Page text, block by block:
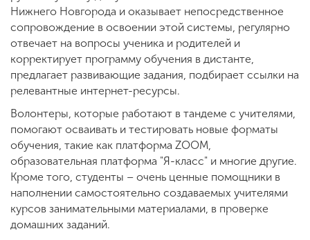
Нижнего Новгорода и оказывает непосредственное
сопровождение в освоении этой системы, регулярно
отвечает на вопросы ученика и родителей и
корректирует программу обучения в дистанте,
предлагает развивающие задания, подбирает ссылки на
релевантные интернет-ресурсы.
Волонтеры, которые работают в тандеме с учителями,
помогают осваивать и тестировать новые форматы
обучения, такие как платформа ZOOM,
образовательная платформа "Я-класс" и многие другие.
Кроме того, студенты – очень ценные помощники в
наполнении самостоятельно создаваемых учителями
курсов занимательными материалами, в проверке
домашних заданий.